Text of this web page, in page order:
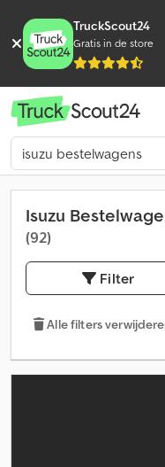
TruckScout24
Gratis in de store
Isuzu
(92)
Filter
Alle filters